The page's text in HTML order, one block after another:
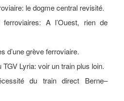
le dogme central revisité.
ferroviaires: A l’Ouest, rien de
d’une grève ferroviaire.
TGV Lyria: voir un train plus loin.
du train direct Berne–